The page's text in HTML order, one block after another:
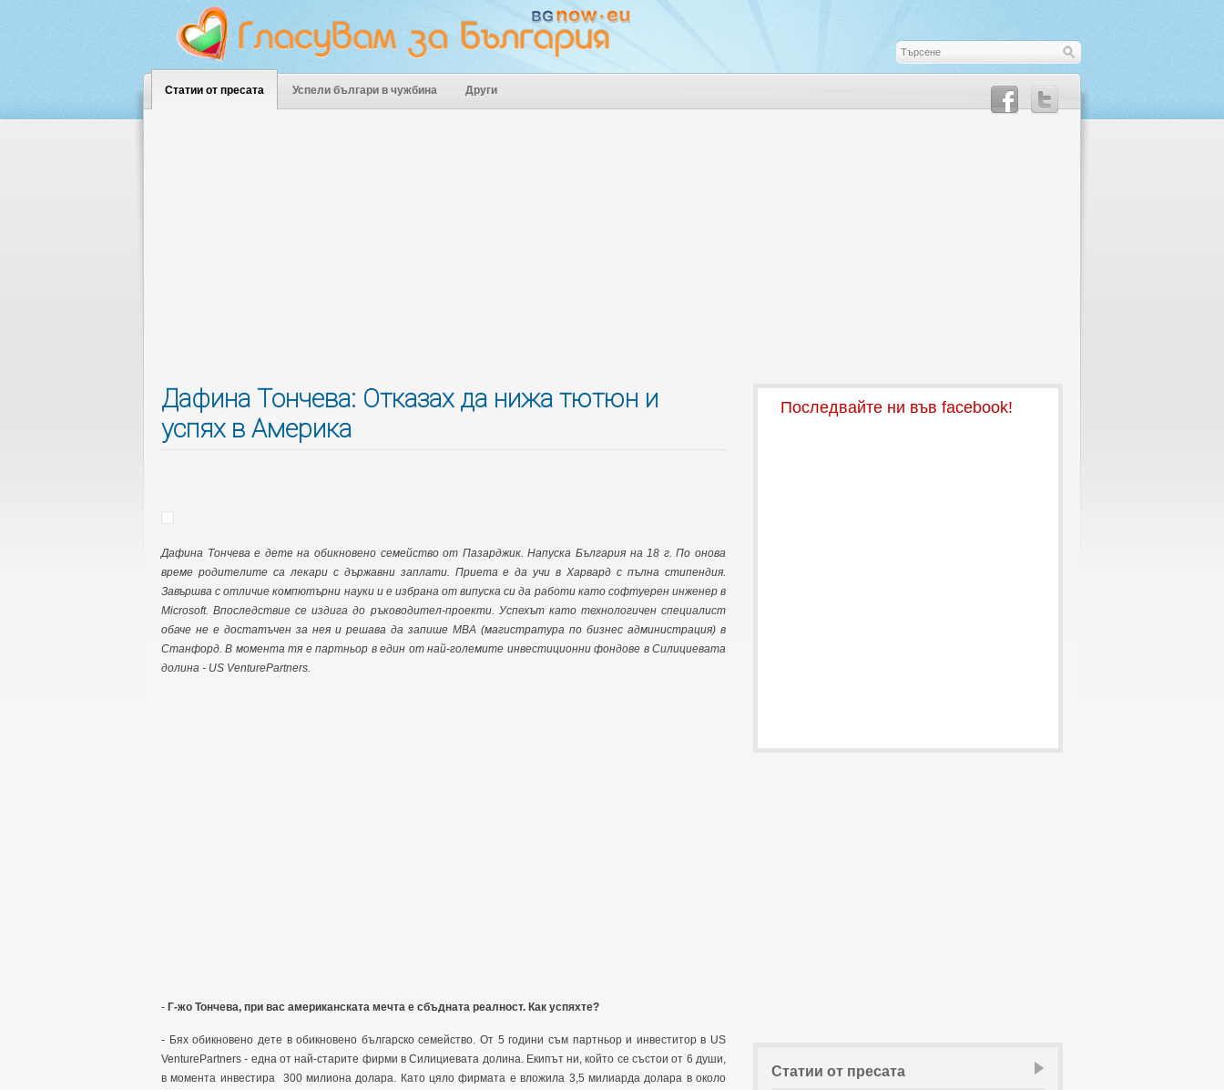
Статии от пресата Успели българи в чужбина Други
Дафина Тончева: Отказах да нижа тютюн и
успях в Америка
Дафина Тончева е дете на обикновено семейство от Пазарджик. Напуска България на 18 г. По онова
време родителите са лекари с държавни заплати. Приета е да учи в Харвард с пълна стипендия.
Завършва с отличие компютърни науки и е избрана от випуска си да работи като софтуерен инженер в
Microsoft. Впоследствие се издига до ръководител-проекти. Успехът като технологичен специалист
обаче не е достатъчен за нея и решава да запише MBA (магистратура по бизнес администрация) в
Станфорд. В момента тя е партньор в един от най-големите инвестиционни фондове в Силициевата
долина - US VenturePartners.
- Г-жо Тончева, при вас американската мечта е сбъдната реалност. Как успяхте?
- Бях обикновено дете в обикновено българско семейство. От 5 години съм партньор и инвеститор в US
VenturePartners - една от най-старите фирми в Силициевата долина. Екипът ни, който се състои от 6 души,
в момента инвестира 300 милиона долара. Като цяло фирмата е вложила 3,5 милиарда долара в около
Последвайте ни във facebook!
Статии от пресата